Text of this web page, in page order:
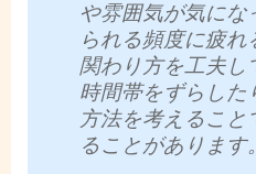
や雰囲気が気にな
られる頻度に疲
関わり方を工夫し
時間帯をずらした
方法を考えるこ
ることがあります。